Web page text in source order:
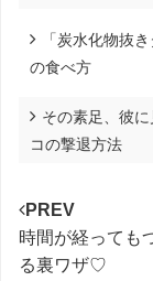
「炭水化物抜
の食べ方
その素足、彼
コの撃退方法
PREV
時間が経っても
る裏ワザ♡